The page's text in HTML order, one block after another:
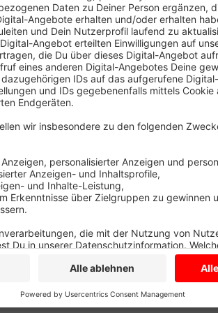
Heute zieht die Stadt eine erste Bilanz, wie
Moment maximal 10 pro Tag belegt. Die
sich erst rumsprechen. Ähnlich sieht es in
aus. Gut 10 Prozent der 700 Plätze sind
Monate bereitet die Stadt Werbeaktionen
Anzeige